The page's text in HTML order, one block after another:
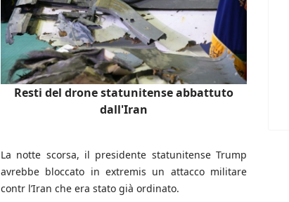
Resti del drone statunitense abbattuto
dall'Iran
La notte scorsa, il presidente statunitense Trump
avrebbe bloccato in extremis un attacco militare
contr l’Iran che era stato già ordinato.